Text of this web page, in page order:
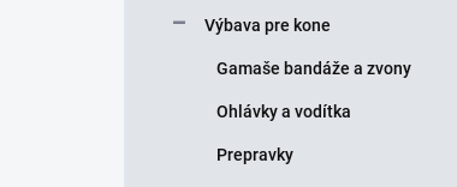
Výbava pre kone
Gamaše bandáže a zvony
Ohlávky a vodítka
Prepravky